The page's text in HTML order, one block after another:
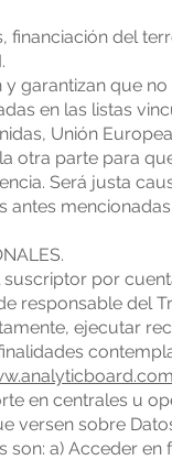
financiación del
garantizan que
en las listas
Unión
otra parte para
Será justa
antes
por
responsable
ejecutar
en centrales u
versen sobre
son: a) Acceder